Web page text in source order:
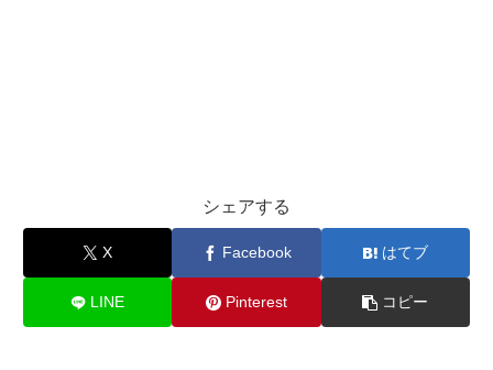
シェアする
X Facebook はてブ
LINE Pinterest コピー